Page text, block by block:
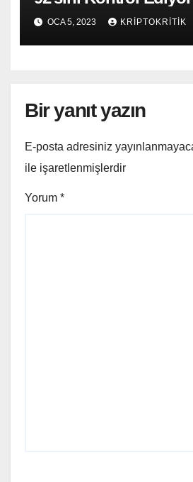
OCA 5, 2023 KRIPTOKRITIK
Bir yanıt yazın
E-posta adresiniz
ile işaretlenmişlerdir
Yorum *